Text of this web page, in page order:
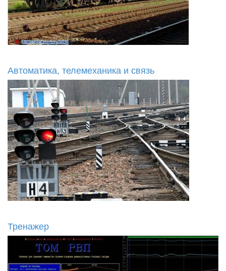
Автоматика, телемеханика и связь
Тренажер